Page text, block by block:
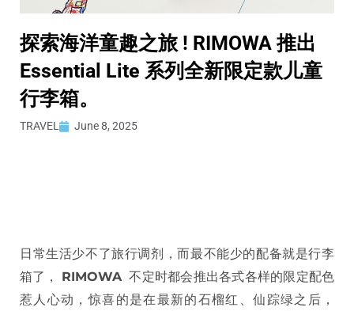
探索海洋童趣之旅 ! RIMOWA 推出
Essential Lite 系列全新限定款儿童
行李箱。
TRAVEL June 8, 2025
日常生活少不了旅行调剂，而最不能少的配备就是行李
箱了， RIMOWA 不定时都会推出各式各样的限定配色
惹人心动，惊喜的是在最新的石榴红、仙踪绿之后，